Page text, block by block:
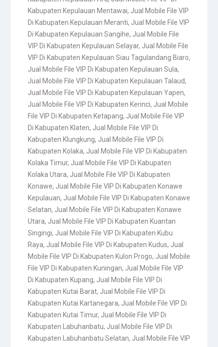
Kabupaten Kepulauan Mentawai, Jual Mobile File VIP
Di Kabupaten Kepulauan Meranti, Jual Mobile File VIP
Di Kabupaten Kepulauan Sangihe, Jual Mobile File
VIP Di Kabupaten Kepulauan Selayar, Jual Mobile File
VIP Di Kabupaten Kepulauan Siau Tagulandang Biaro,
Jual Mobile File VIP Di Kabupaten Kepulauan Sula,
Jual Mobile File VIP Di Kabupaten Kepulauan Talaud,
Jual Mobile File VIP Di Kabupaten Kepulauan Yapen,
Jual Mobile File VIP Di Kabupaten Kerinci, Jual Mobile
File VIP Di Kabupaten Ketapang, Jual Mobile File VIP
Di Kabupaten Klaten, Jual Mobile File VIP Di
Kabupaten Klungkung, Jual Mobile File VIP Di
Kabupaten Kolaka, Jual Mobile File VIP Di Kabupaten
Kolaka Timur, Jual Mobile File VIP Di Kabupaten
Kolaka Utara, Jual Mobile File VIP Di Kabupaten
Konawe, Jual Mobile File VIP Di Kabupaten Konawe
Kepulauan, Jual Mobile File VIP Di Kabupaten Konawe
Selatan, Jual Mobile File VIP Di Kabupaten Konawe
Utara, Jual Mobile File VIP Di Kabupaten Kuantan
Singingi, Jual Mobile File VIP Di Kabupaten Kubu
Raya, Jual Mobile File VIP Di Kabupaten Kudus, Jual
Mobile File VIP Di Kabupaten Kulon Progo, Jual Mobile
File VIP Di Kabupaten Kuningan, Jual Mobile File VIP
Di Kabupaten Kupang, Jual Mobile File VIP Di
Kabupaten Kutai Barat, Jual Mobile File VIP Di
Kabupaten Kutai Kartanegara, Jual Mobile File VIP Di
Kabupaten Kutai Timur, Jual Mobile File VIP Di
Kabupaten Labuhanbatu, Jual Mobile File VIP Di
Kabupaten Labuhanbatu Selatan, Jual Mobile File VIP